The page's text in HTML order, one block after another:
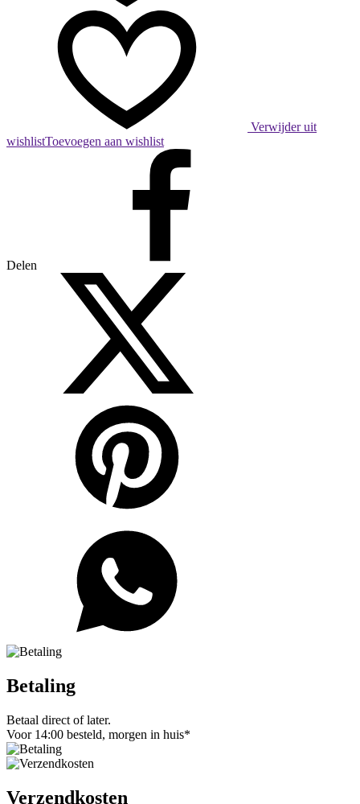
Verwijder uit
wishlistToevoegen aan wishlist
Delen
Betaling
Betaal direct of later.
Voor 14:00 besteld, morgen in huis*
Verzendkosten